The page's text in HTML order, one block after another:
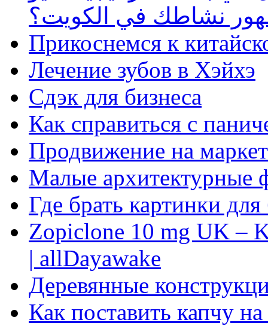
نشاطك في الكويت؟
Прикоснемся к
Лечение зубов в Хэйхэ
Сдэк для бизнеса
Как справиться с
Продвижение на
Малые архитектурные
Где брать картинки
Zopiclone 10 mg UK –
| allDayawake
Деревянные
Как поставить капчу